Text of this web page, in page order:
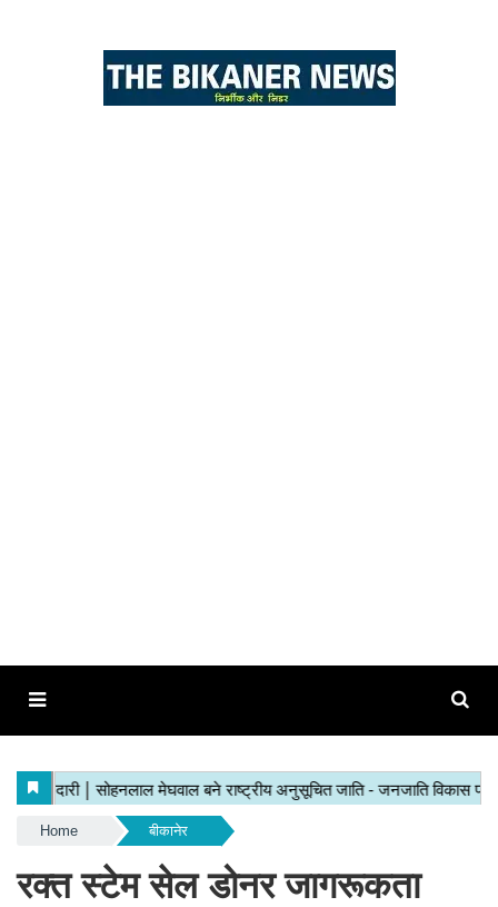
Home बीकानेर
रक्त स्टेम सेल डोनर जागरूकता